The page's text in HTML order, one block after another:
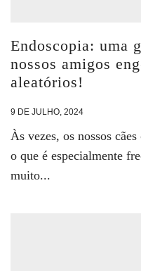
Endoscopia: uma
nossos amigos
aleatórios!
9 DE JULHO, 2024
Às vezes, os nossos
o que é especialmente
muito...